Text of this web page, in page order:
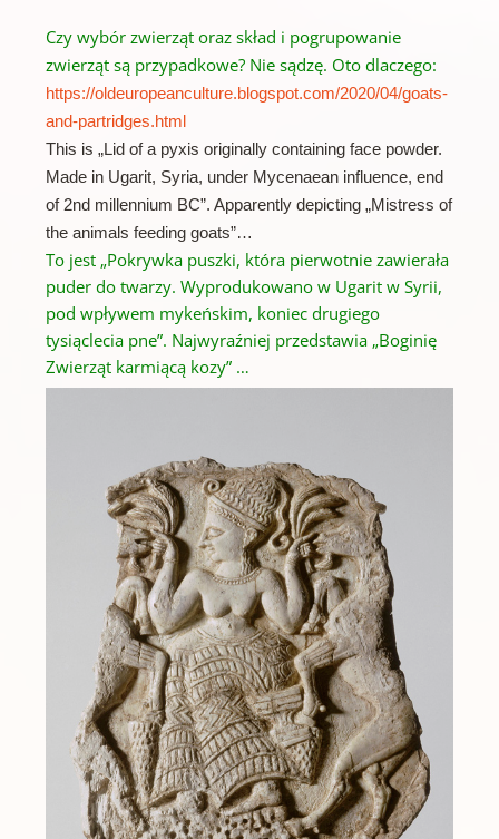
Czy wybór zwierząt oraz skład i pogrupowanie
zwierząt są przypadkowe? Nie sądzę. Oto dlaczego:
https://oldeuropeanculture.blogspot.com/2020/04/goats-
and-partridges.html
This is „Lid of a pyxis originally containing face powder.
Made in Ugarit, Syria, under Mycenaean influence, end
of 2nd millennium BC”. Apparently depicting „Mistress of
the animals feeding goats”…
To jest „Pokrywka puszki, która pierwotnie zawierała
puder do twarzy. Wyprodukowano w Ugarit w Syrii,
pod wpływem mykeńskim, koniec drugiego
tysiąclecia pne”. Najwyraźniej przedstawia „Boginię
Zwierząt karmiącą kozy” …